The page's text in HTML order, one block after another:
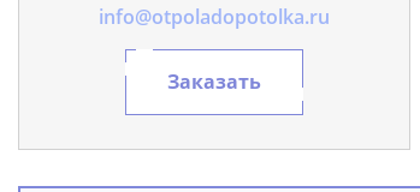
info@otpoladopotolka.ru
Заказать